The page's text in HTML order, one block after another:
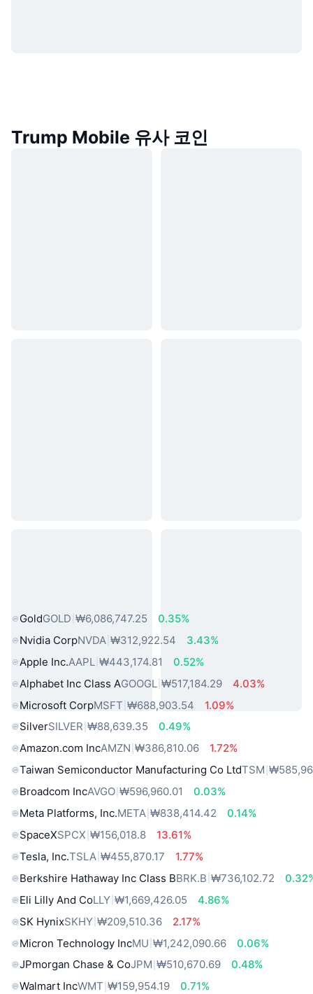
Trump Mobile 유사 코인
GoldGOLD ₩6,086,747.25
0.35%
Nvidia CorpNVDA ₩312,922.54
3.43%
Apple Inc.AAPL ₩443,174.81
0.52%
Alphabet Inc Class AGOOGL ₩517,184.29
4.03%
Microsoft CorpMSFT ₩688,903.54
1.09%
SilverSILVER ₩88,639.35
0.49%
Amazon.com IncAMZN ₩386,810.06
1.72%
Taiwan Semiconductor Manufacturing Co LtdTSM
Broadcom IncAVGO ₩596,960.01
0.03%
Meta Platforms, Inc.META ₩838,414.42
0.14%
SpaceXSPCX ₩156,018.8
13.61%
Tesla, Inc.TSLA ₩455,870.17
1.77%
Berkshire Hathaway Inc Class BBRK.B ₩736,102.72
Eli Lilly And CoLLY ₩1,669,426.05
4.86%
SK HynixSKHY ₩209,510.36
2.17%
Micron Technology IncMU ₩1,242,090.66
0.06%
JPmorgan Chase & CoJPM ₩510,670.69
0.48%
Walmart IncWMT ₩159,954.19 0.71%